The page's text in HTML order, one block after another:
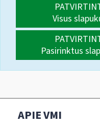
Visus
Pasirinktus
APIE VMI